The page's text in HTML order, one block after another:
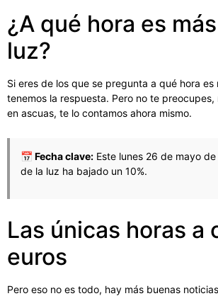
¿A qué hora es
luz?
Si eres de los que se pregunta a qué hora es
tenemos la respuesta. Pero no te
en ascuas, te lo contamos ahora mismo.
📅 Fecha clave: Este lunes 26 de mayo
de la luz ha bajado un 10%.
Las únicas horas a
euros
Pero eso no es todo, hay más buenas